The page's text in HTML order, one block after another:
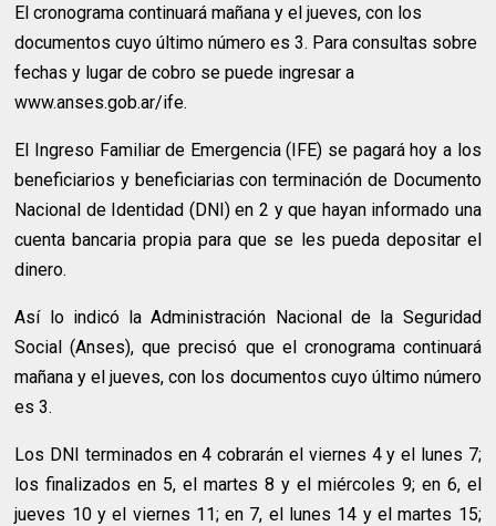
El cronograma continuará mañana y el jueves, con los
documentos cuyo último número es 3. Para consultas sobre
fechas y lugar de cobro se puede ingresar a
www.anses.gob.ar/ife.
El Ingreso Familiar de Emergencia (IFE) se pagará hoy a los
beneficiarios y beneficiarias con terminación de Documento
Nacional de Identidad (DNI) en 2 y que hayan informado una
cuenta bancaria propia para que se les pueda depositar el
dinero.
Así lo indicó la Administración Nacional de la Seguridad
Social (Anses), que precisó que el cronograma continuará
mañana y el jueves, con los documentos cuyo último número
es 3.
Los DNI terminados en 4 cobrarán el viernes 4 y el lunes 7;
los finalizados en 5, el martes 8 y el miércoles 9; en 6, el
jueves 10 y el viernes 11; en 7, el lunes 14 y el martes 15;